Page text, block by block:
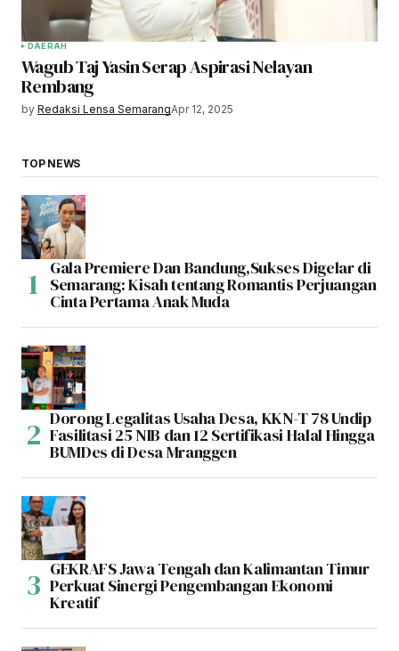
DAERAH
Wagub Taj Yasin Serap Aspirasi Nelayan
Rembang
by Redaksi Lensa SemarangApr 12, 2025
TOP NEWS
Gala Premiere Dan Bandung,Sukses Digelar di
Semarang: Kisah tentang Romantis Perjuangan
Cinta Pertama Anak Muda
Dorong Legalitas Usaha Desa, KKN-T 78 Undip
Fasilitasi 25 NIB dan 12 Sertifikasi Halal Hingga
BUMDes di Desa Mranggen
GEKRAFS Jawa Tengah dan Kalimantan Timur
Perkuat Sinergi Pengembangan Ekonomi
Kreatif